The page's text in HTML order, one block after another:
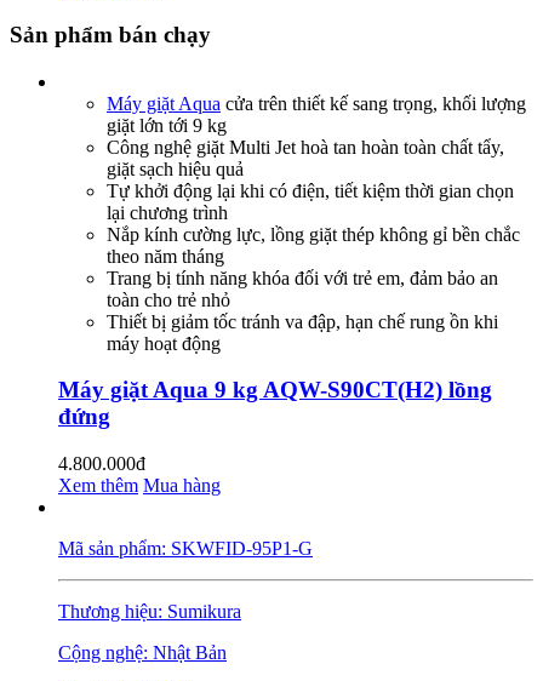
Sản phẩm bán chạy
Máy giặt Aqua cửa trên thiết kế sang trọng, khối lượng
giặt lớn tới 9 kg
Công nghệ giặt Multi Jet hoà tan hoàn toàn chất tẩy,
giặt sạch hiệu quả
Tự khởi động lại khi có điện, tiết kiệm thời gian chọn
lại chương trình
Nắp kính cường lực, lồng giặt thép không gỉ bền chắc
theo năm tháng
Trang bị tính năng khóa đối với trẻ em, đảm bảo an
toàn cho trẻ nhỏ
Thiết bị giảm tốc tránh va đập, hạn chế rung ồn khi
máy hoạt động
Máy giặt Aqua 9 kg AQW-S90CT(H2) lồng
đứng
4.800.000đ
Xem thêm Mua hàng
Mã sản phẩm: SKWFID-95P1-G
Thương hiệu: Sumikura
Cộng nghệ: Nhật Bản